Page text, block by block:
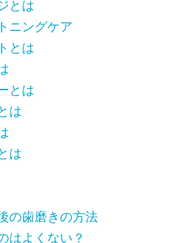
とは
ニングケア
とは
とは
は
は
の歯磨きの方法
はよくない？